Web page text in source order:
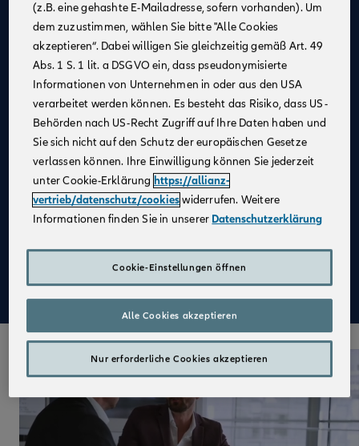
Allianz alsstarker Partnerundstarke Marke
Businesspläne mitErfolgsgarantie
Unterstützung bei derUnternehmensgründung
Bestehender Kundenstamm
Qualifizierte Weiterbildung
Attraktive Verdienstmöglichkeiten
Digitale Verkaufsinstrumente
KostenfreieUnterstützung durch
Fachspezialist:innen
Aufbau einerAltersvorsorge
Mehr zu Deinen Vorteilen im Vertrieb der Allianz
(z.B. eine gehashte E-Mailadresse, sofern vorhanden). Um
dem zuzustimmen, wählen Sie bitte "Alle Cookies
akzeptieren“. Dabei willigen Sie gleichzeitig gemäß Art. 49
Abs. 1 S. 1 lit. a DSGVO ein, dass pseudonymisierte
Informationen von Unternehmen in oder aus den USA
verarbeitet werden können. Es besteht das Risiko, dass US-
Behörden nach US-Recht Zugriff auf Ihre Daten haben und
Sie sich nicht auf den Schutz der europäischen Gesetze
verlassen können. Ihre Einwilligung können Sie jederzeit
unter Cookie-Erklärung https://allianz-
vertrieb/datenschutz/cookieswiderrufen. Weitere
Informationen finden Sie in unserer Datenschutzerklärung
Cookie-Einstellungen öffnen
Nur erforderliche Cookies akzeptieren
Alle Cookies akzeptieren